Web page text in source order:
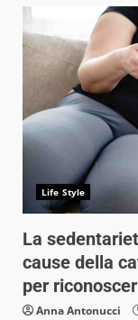
Life Style
La
cause della
per
Anna Antonucci